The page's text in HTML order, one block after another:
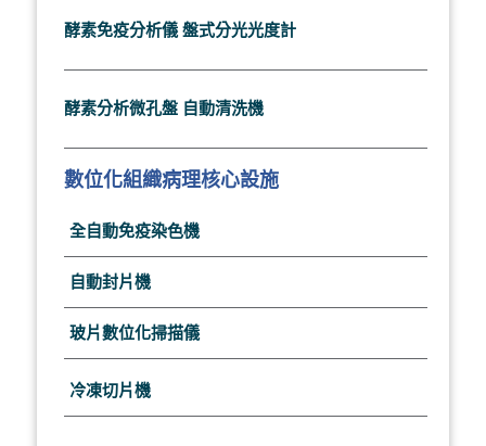
酵素免疫分析儀 盤式分光光度計
酵素分析微孔盤 自動清洗機
數位化組織病理核心設施
全自動免疫染色機
自動封片機
玻片數位化掃描儀
冷凍切片機